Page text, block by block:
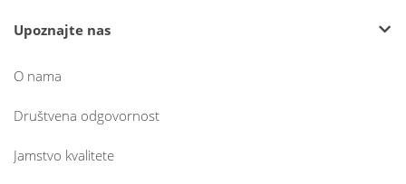
Upoznajte nas
O nama
Društvena odgovornost
Jamstvo kvalitete